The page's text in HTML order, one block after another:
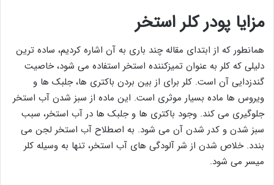
مزایا پودر کلر استخر
همانطور که از ابتدای مقاله چند باری به آن اشاره کردیم، ساده ترین
دلیلی که کلر به عنوان تمیزکننده استخر استفاده می شود، خاصیت
گندزدایی آن است. کلر برای از بین بردن باکتری ها، جلبک ها و
ویروس ها ماده بسیار موثری است. این ماده از سبز شدن آب استخر
جلوگیری می کند. وجود باکتری ها و جلبک ها در آب استخر، سبب
سبز شدن و کدر شدن آن می شود. به اصطلاح آب استخر لجن می
بندد. خلاص شدن از شر آلودگی های آب استخر، تنها به وسیله کلر
میسر می شود.